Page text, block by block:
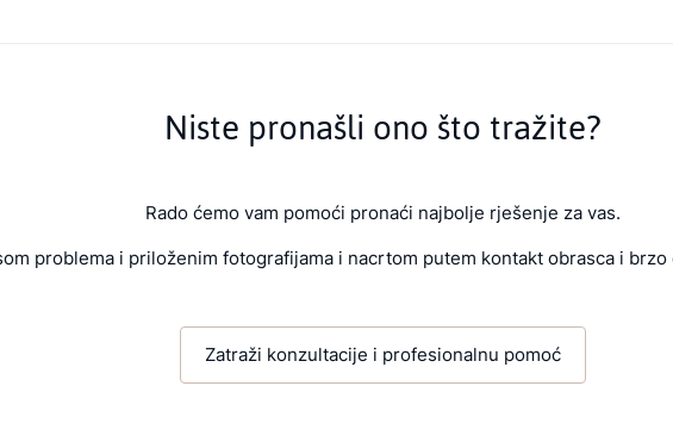
Niste pronašli ono što tražite?
Rado ćemo vam pomoći pronaći najbolje rješenje za vas.
problema i priloženim fotografijama i nacrtom putem kontakt obrasca i
Zatraži konzultacije i profesionalnu pomoć